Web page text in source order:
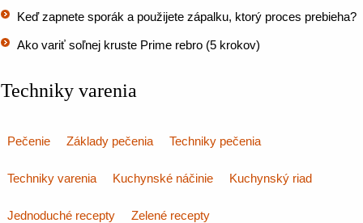
Keď zapnete sporák a použijete zápalku, ktorý proces prebieha?
Ako variť soľnej kruste Prime rebro (5 krokov)
Techniky varenia
Pečenie Základy pečenia Techniky pečenia
Techniky varenia Kuchynské náčinie Kuchynský riad
Jednoduché recepty Zelené recepty